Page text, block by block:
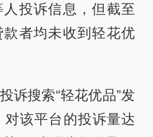
投诉信息，但截至
者均未收到轻花优
诉搜索“轻花优品”发
该平台的投诉量达